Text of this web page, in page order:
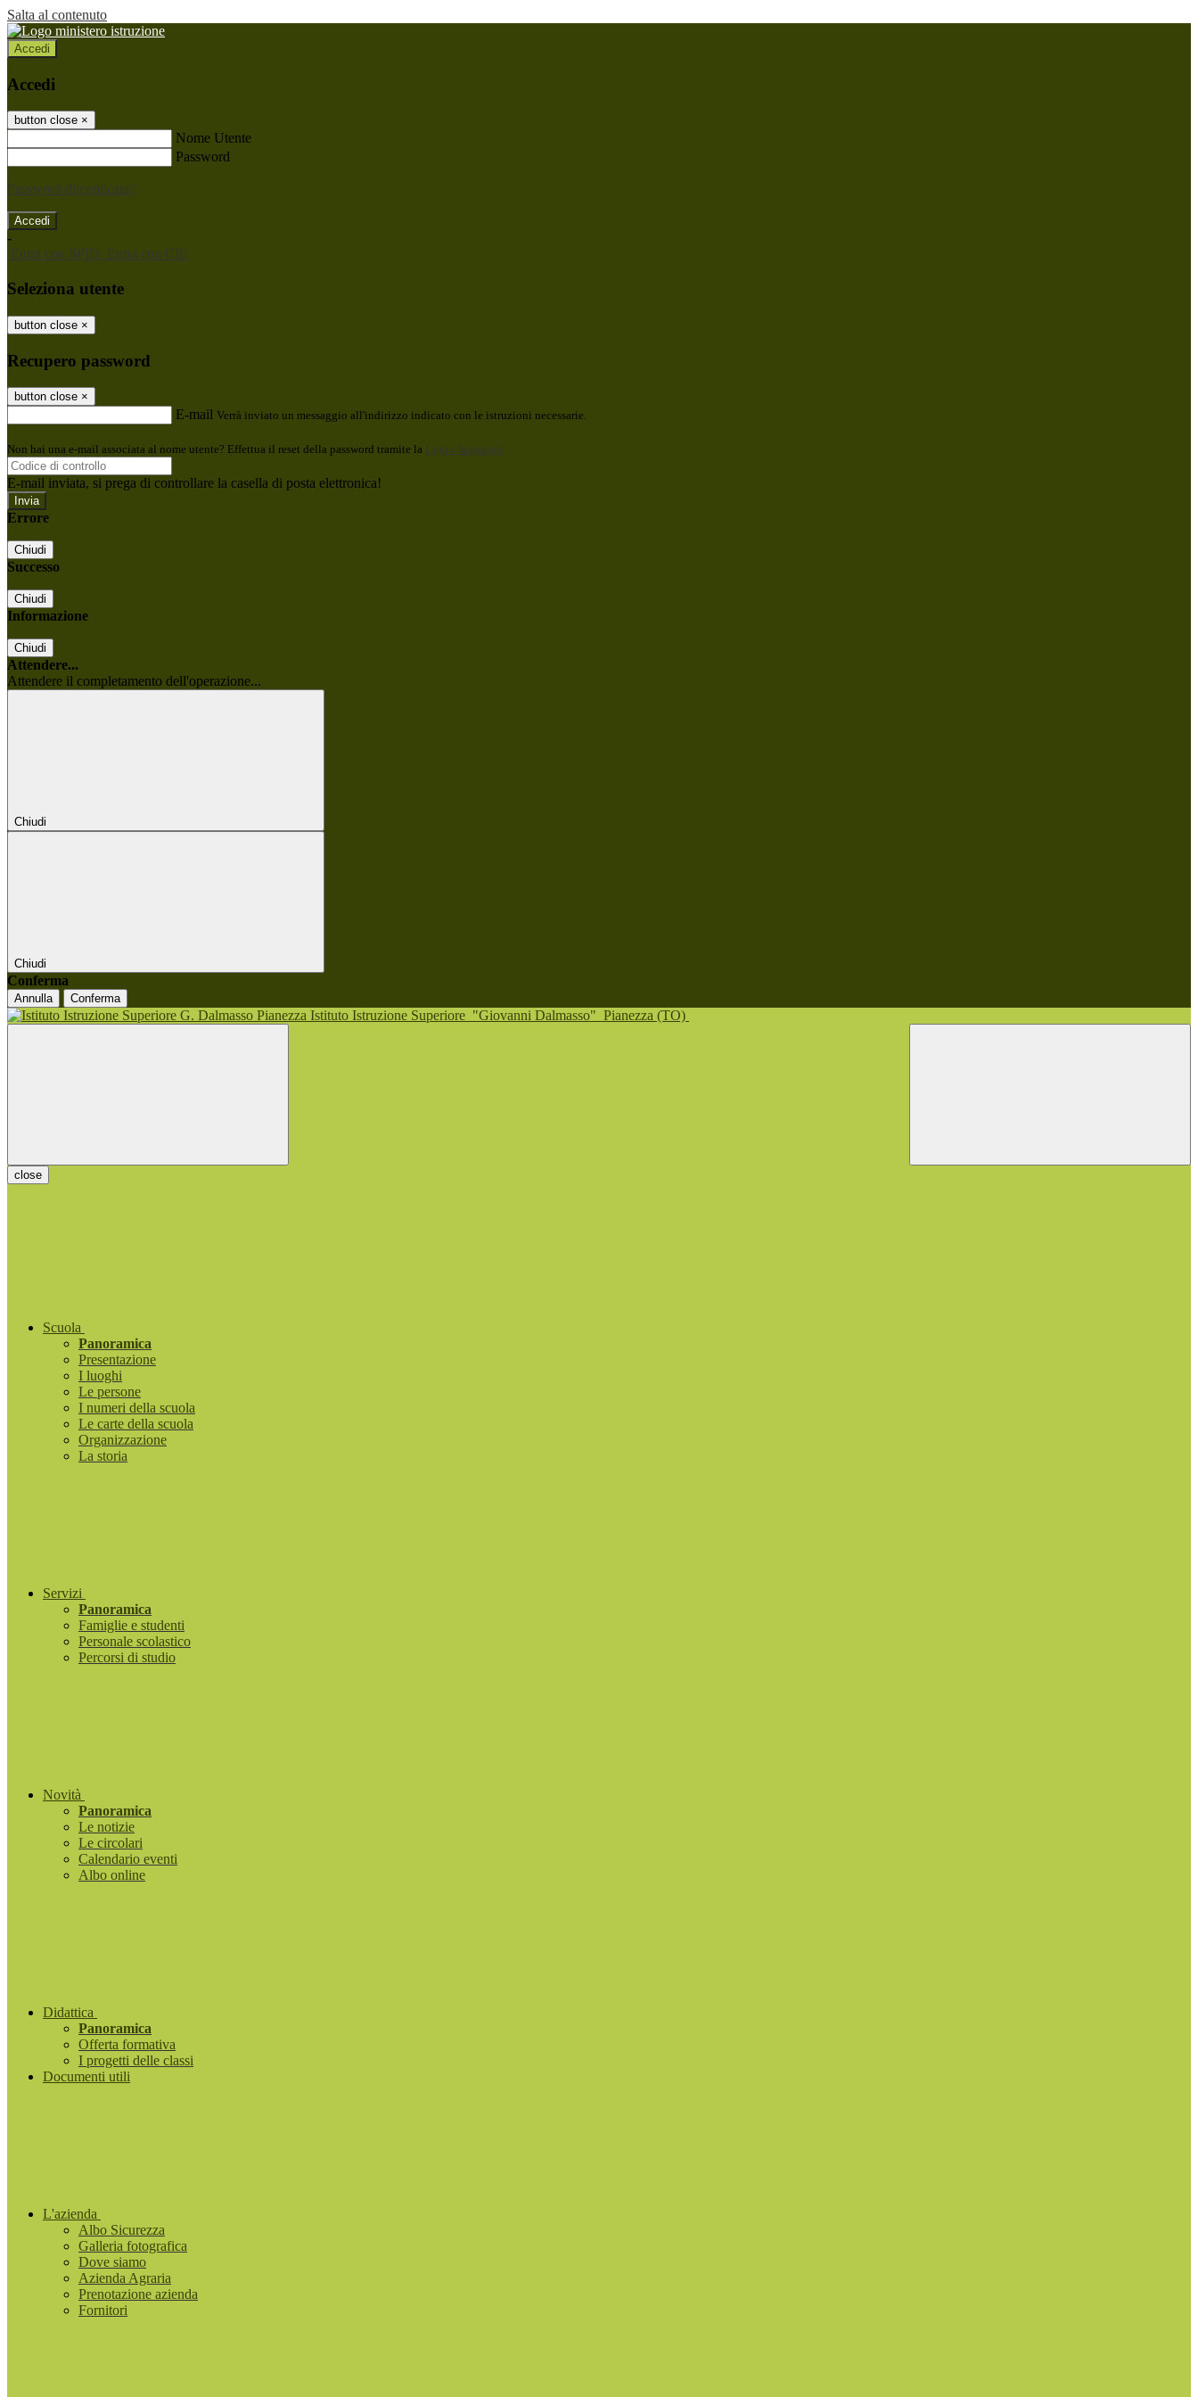
Salta al contenuto
Accedi
Accedi
button close ×
Nome Utente
Password
Password dimenticata?
-
Entra con SPID Entra con CIE
Seleziona utente
button close ×
Recupero password
button close ×
E-mail Verrà inviato un messaggio all'indirizzo indicato con le istruzioni necessarie.
Non hai una e-mail associata al nome utente? Effettua il reset della password tramite la Login Spaggiari
E-mail inviata, si prega di controllare la casella di posta elettronica!
Errore
Chiudi
Successo
Chiudi
Informazione
Chiudi
Attendere...
Attendere il completamento dell'operazione...
Chiudi
Chiudi
Conferma
Annulla Conferma
Istituto Istruzione Superiore "Giovanni Dalmasso" Pianezza (TO)
close
Scuola
Panoramica
Presentazione
I luoghi
Le persone
I numeri della scuola
Le carte della scuola
Organizzazione
La storia
Servizi
Panoramica
Famiglie e studenti
Personale scolastico
Percorsi di studio
Novità
Panoramica
Le notizie
Le circolari
Calendario eventi
Albo online
Didattica
Panoramica
Offerta formativa
I progetti delle classi
Documenti utili
L'azienda
Albo Sicurezza
Galleria fotografica
Dove siamo
Azienda Agraria
Prenotazione azienda
Fornitori